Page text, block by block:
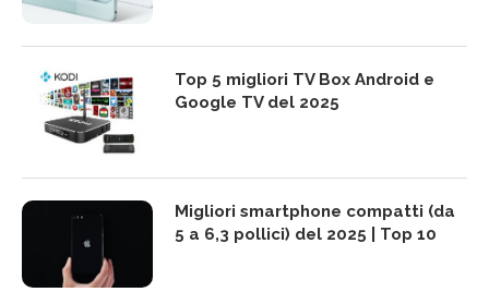
Top 5 migliori TV Box Android e
Google TV del 2025
Migliori smartphone compatti (da
5 a 6,3 pollici) del 2025 | Top 10